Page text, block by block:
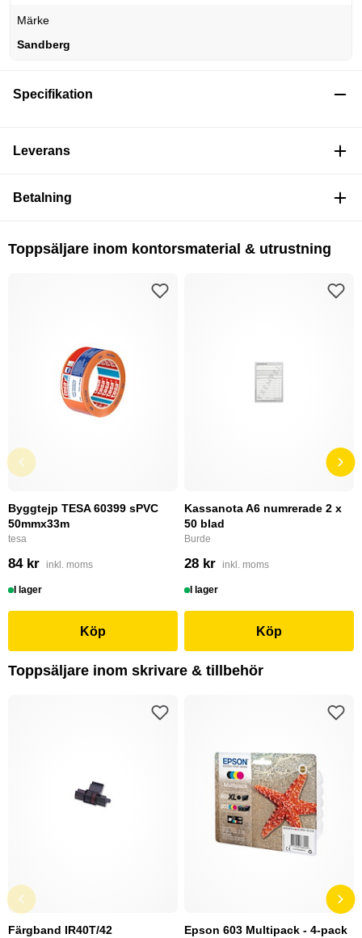
Märke
Sandberg
Specifikation
Leverans
Betalning
Toppsäljare inom kontorsmaterial & utrustning
Byggtejp TESA 60399 sPVC
50mmx33m
tesa
84 kr inkl. moms
I lager
Köp
Kassanota A6 numrerade 2 x
50 blad
Burde
28 kr inkl. moms
I lager
Köp
Toppsäljare inom skrivare & tillbehör
Färgband IR40T/42
Epson 603 Multipack - 4-pack